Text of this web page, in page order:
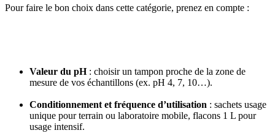
Pour faire le bon choix dans cette catégorie, prenez en compte :
Valeur du pH : choisir un tampon proche de la zone de
mesure de vos échantillons (ex. pH 4, 7, 10…).
Conditionnement et fréquence d’utilisation : sachets usage
unique pour terrain ou laboratoire mobile, flacons 1 L pour
usage intensif.